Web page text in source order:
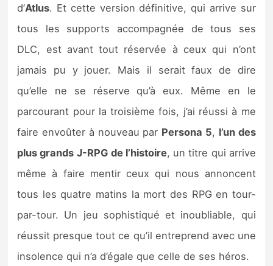
d’Atlus. Et cette version définitive, qui arrive sur
tous les supports accompagnée de tous ses
DLC, est avant tout réservée à ceux qui n’ont
jamais pu y jouer. Mais il serait faux de dire
qu’elle ne se réserve qu’à eux. Même en le
parcourant pour la troisième fois, j’ai réussi à me
faire envoûter à nouveau par Persona 5, l’un des
plus grands J-RPG de l’histoire, un titre qui arrive
même à faire mentir ceux qui nous annoncent
tous les quatre matins la mort des RPG en tour-
par-tour. Un jeu sophistiqué et inoubliable, qui
réussit presque tout ce qu’il entreprend avec une
insolence qui n’a d’égale que celle de ses héros.